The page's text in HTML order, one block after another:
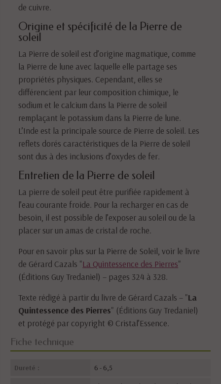
de cuivre.
Origine et spécificité de la Pierre de
soleil
La Pierre de soleil est d’origine magmatique, comme
la Pierre de lune avec laquelle elle partage ses
propriétés physiques. Cependant, elles se
différencient par leur composition chimique, le
sodium et le calcium dans la Pierre de soleil
remplaçant le potassium dans la Pierre de lune.
L’Inde est la principale source de Pierre de soleil. Les
reflets dorés caractéristiques de la Pierre de soleil
sont dus à des inclusions d’oxydes de fer.
Entretien de la Pierre de soleil
La pierre de soleil peut être purifiée rapidement à
l’eau courante froide. Pour la recharger en cas de
besoin, il est possible de l’exposer au soleil ou de la
placer sur un amas de cristal de roche.
Pour en savoir plus sur la Pierre de Soleil, voir le livre
de Gérard Cazals "La Quintessence des Pierres"
(Éditions Guy Tredaniel) – pages 324 à 328.
Texte rédigé à partir du livre de Gérard Cazals – "La
Quintessence des Pierres" (Éditions Guy Tredaniel)
et protégé par copyright © Cristal’Essence.
Fiche technique
Dureté : 6 - 6,5